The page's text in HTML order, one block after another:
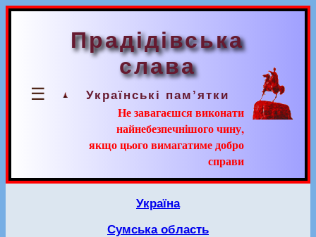
☰
Прадідівська
слава
Українські пам’ятки
Не завагаєшся виконати
найнебезпечнішого чину,
якщо цього вимагатиме добро
справи
Україна
Сумська область